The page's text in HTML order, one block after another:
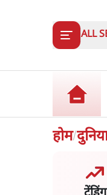
ALL
होम/
समिति-मेटा की बैठकः
ने भारत सरकार से माफी